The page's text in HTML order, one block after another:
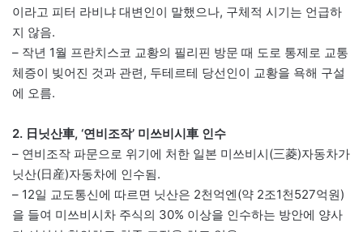
이라고 피터 라비냐 대변인이 말했으나, 구체적 시기는 언급하
지 않음.
– 작년 1월 프란치스코 교황의 필리핀 방문 때 도로 통제로 교통
체증이 빚어진 것과 관련, 두테르테 당선인이 교황을 욕해 구설
에 오름.
2. 日닛산車, ‘연비조작’ 미쓰비시車 인수
– 연비조작 파문으로 위기에 처한 일본 미쓰비시(三菱)자동차가
닛산(日産)자동차에 인수됨.
– 12일 교도통신에 따르면 닛산은 2천억엔(약 2조1천527억원)
을 들여 미쓰비시차 주식의 30% 이상을 인수하는 방안에 양사